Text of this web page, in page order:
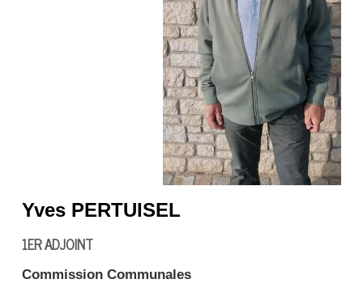
Yves PERTUISEL
1ER ADJOINT
Commission Communales